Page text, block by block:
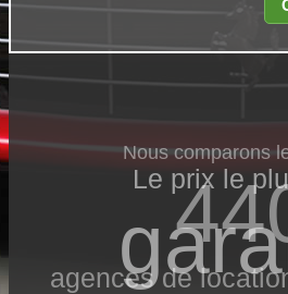
Nous comparons
agences de
Le prix le​